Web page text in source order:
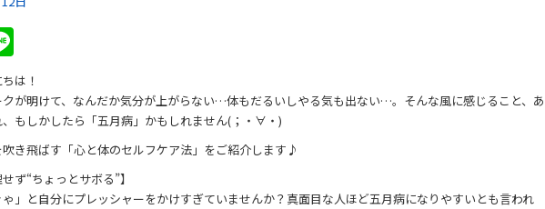
n
e
は！
が明けて、なんだか気分が上がらない…体もだるいしやる気も出ない…。そんな風に感じること、あ
、もしかしたら「五月病」かもしれません(；・∀・)
き飛ばす「心と体のセルフケア法」をご紹介します♪
ず“ちょっとサボる”】
ゃ」と自分にプレッシャーをかけすぎていませんか？真面目な人ほど五月病になりやすいとも言われ